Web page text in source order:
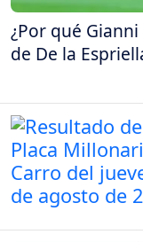
¿Por qué
de De la